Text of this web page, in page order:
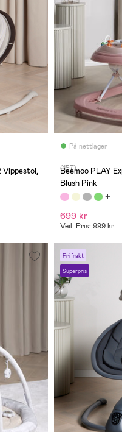
Vippestol,
På nettlager
(157)
Beemoo PLAY
Blush Pink
699 kr
Veil. Pris: 999 kr
Fri frakt
Superpris